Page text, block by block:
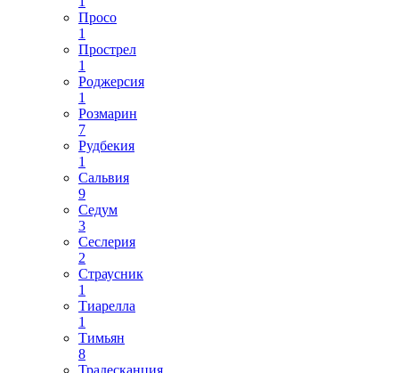
Просо
1
Прострел
1
Роджерсия
1
Розмарин
7
Рудбекия
1
Сальвия
9
Седум
3
Сеслерия
2
Страусник
1
Тиарелла
1
Тимьян
8
Традесканция